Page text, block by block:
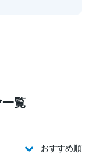
一覧
おすすめ順